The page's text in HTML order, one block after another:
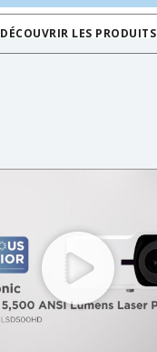
DÉCOUVRIR LES PRODUITS